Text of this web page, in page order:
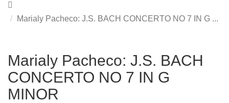
Marialy Pacheco: J.S. BACH CONCERTO NO 7 IN G ...
Marialy Pacheco: J.S. BACH
CONCERTO NO 7 IN G
MINOR